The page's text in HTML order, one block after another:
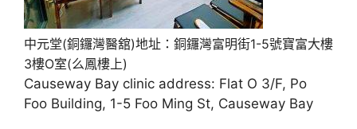
中元堂(銅鑼灣醫舘)地址：銅鑼灣富明街1-5號寶富大樓
3樓O室(么鳳樓上)
Causeway Bay clinic address: Flat O 3/F, Po
Foo Building, 1-5 Foo Ming St, Causeway Bay